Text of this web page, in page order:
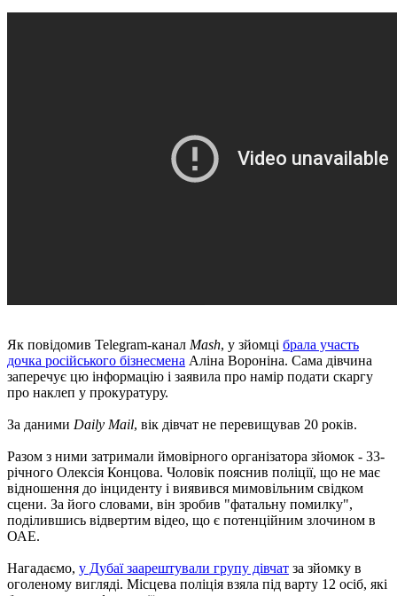
Як повідомив Telegram-канал Mash, у зйомці брала участь
дочка російського бізнесмена Аліна Вороніна. Сама дівчина
заперечує цю інформацію і заявила про намір подати скаргу
про наклеп у прокуратуру.
За даними Daily Mail, вік дівчат не перевищував 20 років.
Разом з ними затримали ймовірного організатора зйомок - 33-
річного Олексія Концова. Чоловік пояснив поліції, що не має
відношення до інциденту і виявився мимовільним свідком
сцени. За його словами, він зробив "фатальну помилку",
поділившись відвертим відео, що є потенційним злочином в
ОАЕ.
Нагадаємо, у Дубаї заарештували групу дівчат за зйомку в
оголеному вигляді. Місцева поліція взяла під варту 12 осіб, які